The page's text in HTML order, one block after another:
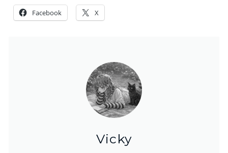
Facebook X
Vicky